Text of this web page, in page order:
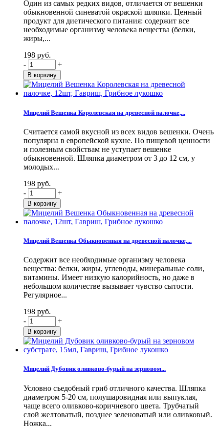
Один из самых редких видов, отличается от вешенки
обыкновенной синеватой окраской шляпки. Ценный
продукт для диетического питания: содержит все
необходимые организму человека вещества (белки,
жиры,...
198 руб.
-
+
Мицелий Вешенка Королевская на древесной палочке,...
Считается самой вкусной из всех видов вешенки. Очень
популярна в европейской кухне. По пищевой ценности
и полезным свойствам не уступает вешенке
обыкновенной. Шляпка диаметром от 3 до 12 см, у
молодых...
198 руб.
-
+
Мицелий Вешенка Обыкновенная на древесной палочке,...
Содержит все необходимые организму человека
вещества: белки, жиры, углеводы, минеральные соли,
витамины. Имеет низкую калорийность, но даже в
небольшом количестве вызывает чувство сытости.
Регулярное...
198 руб.
-
+
Мицелий Дубовик оливково-бурый на зерновом...
Условно съедобный гриб отличного качества. Шляпка
диаметром 5-20 см, полушаровидная или выпуклая,
чаще всего оливково-коричневого цвета. Трубчатый
слой желтоватый, позднее зеленоватый или оливковый.
Ножка...